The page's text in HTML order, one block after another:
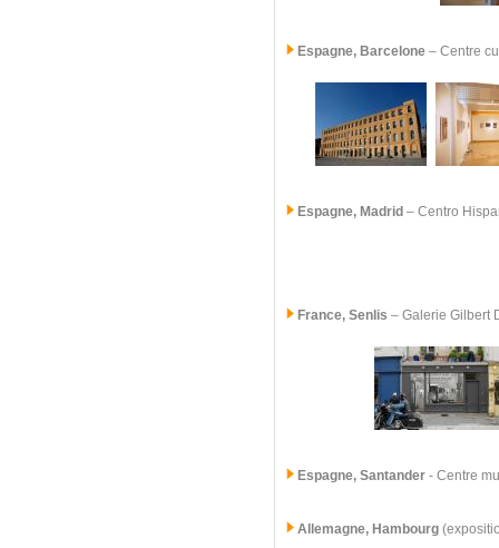
Espagne, Barcelone – Centre
Espagne, Madrid – Centro
France, Senlis – Galerie Gilbert
Espagne, Santander - Centre
Allemagne, Hambourg